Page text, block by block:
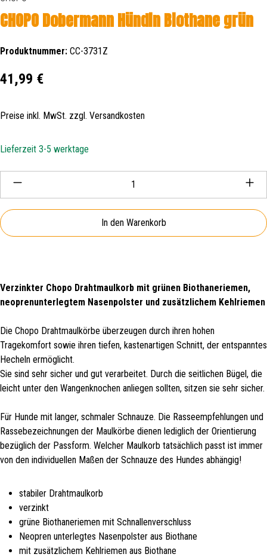
CHOPO Dobermann Hündin Biothane grün
Produktnummer: CC-3731Z
Regulärer Preis:
41,99 €
Preise inkl. MwSt. zzgl. Versandkosten
Lieferzeit 3-5 werktage
Produkt Anzahl: Gib den gewünschten Wert ein oder
In den Warenkorb
Verzinkter Chopo Drahtmaulkorb mit grünen Biothaneriemen,
neoprenunterlegtem Nasenpolster und zusätzlichem Kehlriemen
Die Chopo Drahtmaulkörbe überzeugen durch ihren hohen
Tragekomfort sowie ihren tiefen, kastenartigen Schnitt, der entspanntes
Hecheln ermöglicht.
Sie sind sehr sicher und gut verarbeitet. Durch die seitlichen Bügel, die
leicht unter den Wangenknochen anliegen sollten, sitzen sie sehr sicher.
Für Hunde mit langer, schmaler Schnauze. Die Rasseempfehlungen und
Rassebezeichnungen der Maulkörbe dienen lediglich der Orientierung
bezüglich der Passform. Welcher Maulkorb tatsächlich passt ist immer
von den individuellen Maßen der Schnauze des Hundes abhängig!
stabiler Drahtmaulkorb
verzinkt
grüne Biothaneriemen mit Schnallenverschluss
Neopren unterlegtes Nasenpolster aus Biothane
mit zusätzlichem Kehlriemen aus Biothane